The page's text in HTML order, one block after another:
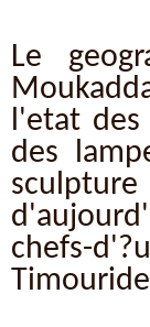
Le
l'etat
des
chefs-